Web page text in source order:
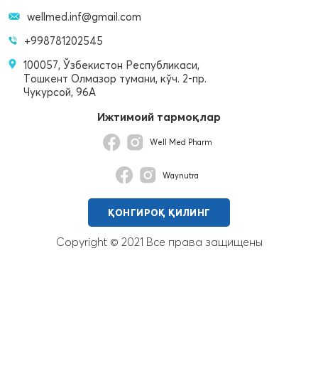
wellmed.inf@gmail.com
+998781202545
100057, Ўзбекистон Республикаси,
Тошкент Олмазор тумани, кўч. 2-пр.
Чукурсой, 96A
Ижтимоий тармоқлар
Well Med Pharm
Waynutra
ҚОНГИРОҚ ҚИЛИНГ
Copyright © 2021 Все права защищены